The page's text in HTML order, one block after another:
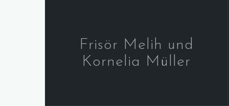
Frisör Melih und
Kornelia Müller